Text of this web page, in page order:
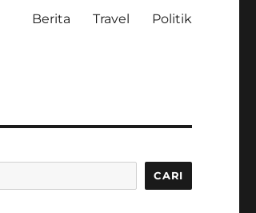
Berita Travel Politik
CARI